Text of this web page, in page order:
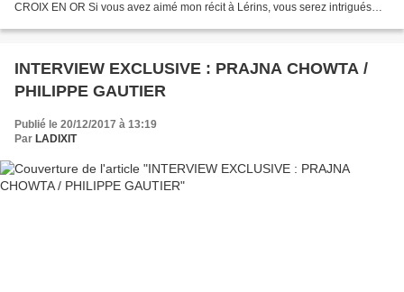
CROIX EN OR Si vous avez aimé mon récit à Lérins, vous serez intrigués
INTERVIEW EXCLUSIVE : PRAJNA CHOWTA /
PHILIPPE GAUTIER
Publié le 20/12/2017 à 13:19
Par LADIXIT